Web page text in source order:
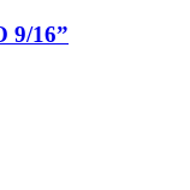
9/16”